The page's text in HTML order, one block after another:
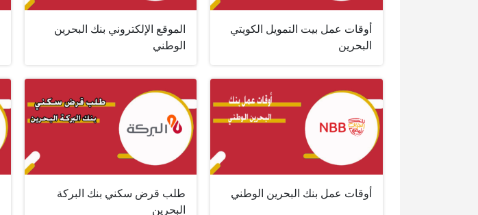
أوقات عمل بيت التمويل الكويتي
البحرين
الموقع الإلكتروني بنك البحرين
الوطني
أوقات عمل بنك البحرين الوطني
طلب قرض سكني بنك البركة
البحرين